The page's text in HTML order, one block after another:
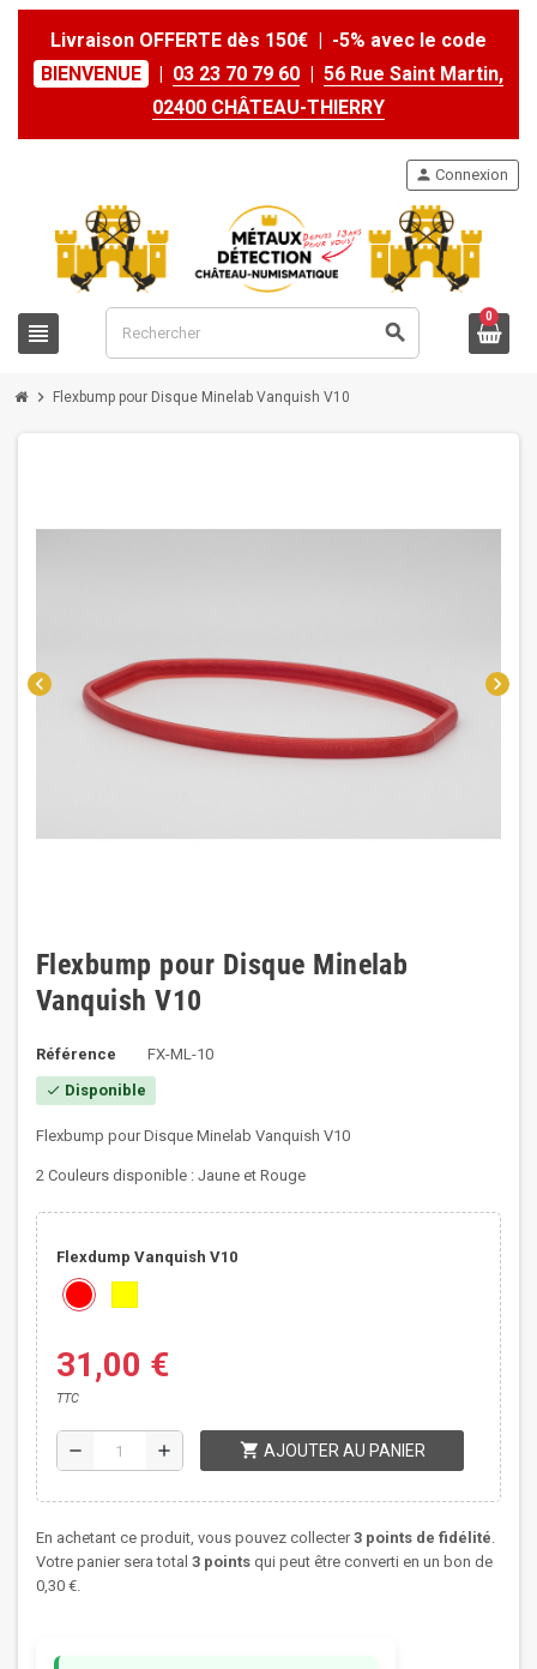
Livraison OFFERTE dès 150€ | -5% avec le code
BIENVENUE
| 03 23 70 79 60 | 56 Rue Saint Martin,
02400 CHÂTEAU-THIERRY
view_headline search
person Connexion
0
chevron_right Flexbump pour Disque Minelab Vanquish V10
chevron_left chevron_right
Flexbump pour Disque Minelab
Vanquish V10
Référence FX-ML-10
check Disponible
Flexbump pour Disque Minelab Vanquish V10
2 Couleurs disponible : Jaune et Rouge
Flexdump Vanquish V10
31,00 €
TTC
remove add shopping_cart AJOUTER AU PANIER
En achetant ce produit, vous pouvez collecter3 points de fidélité.
Votre panier sera total 3 points qui peut être converti en un bon de
0,30 €.